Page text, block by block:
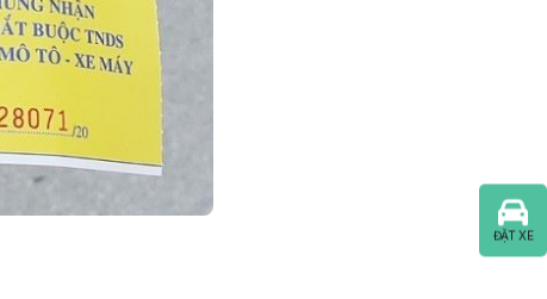
ĐẶT XE